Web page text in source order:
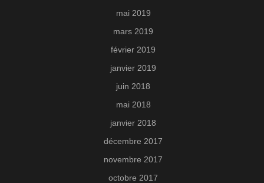
mai 2019
mars 2019
février 2019
janvier 2019
juin 2018
mai 2018
janvier 2018
décembre 2017
novembre 2017
octobre 2017